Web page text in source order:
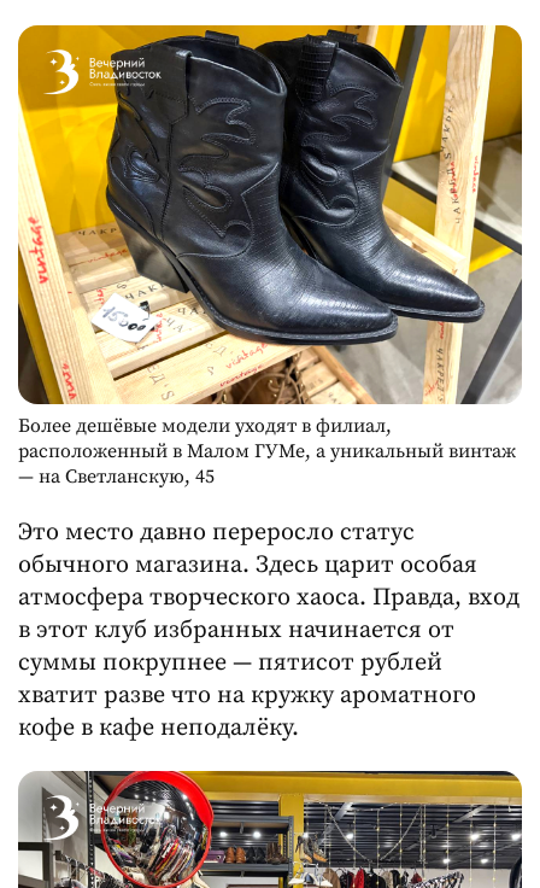
Более дешёвые модели уходят в филиал,
расположенный в Малом ГУМе, а уникальный винтаж
— на Светланскую, 45
Это место давно переросло статус
обычного магазина. Здесь царит особая
атмосфера творческого хаоса. Правда, вход
в этот клуб избранных начинается от
суммы покрупнее — пятисот рублей
хватит разве что на кружку ароматного
кофе в кафе неподалёку.